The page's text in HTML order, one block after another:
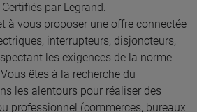
par Legrand.​
à vous proposer une offre connectée
interrupteurs, disjoncteurs,
les exigences de la norme
êtes à la recherche du
les alentours pour réaliser des
professionnel (commerces, bureaux